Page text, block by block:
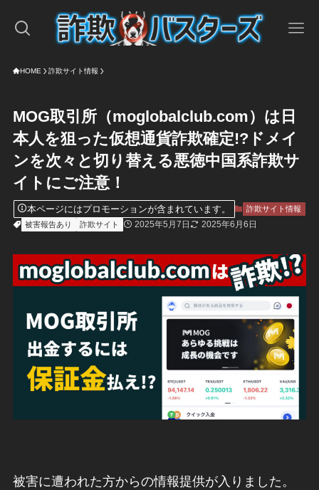
HOME 詐欺サイト情報
MOG取引所（moglobalclub.com）は日
本人を狙った仮想通貨詐欺確定!?ドメイ
ンを次々と切り替える悪徳中国系詐欺サ
イトにご注意！
本ページにはプロモーションが含まれています。
詐欺サイト情報
被害報告あり
詐欺サイト 2025年5月7日 2025年6月6日
被害に遭われた方からの情報提供が入りました。